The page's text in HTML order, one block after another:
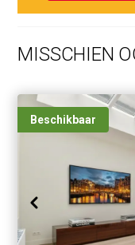
- NIET ROKEN
Bright duplex
Pijp
MISSCHIEN
Beschikbaar